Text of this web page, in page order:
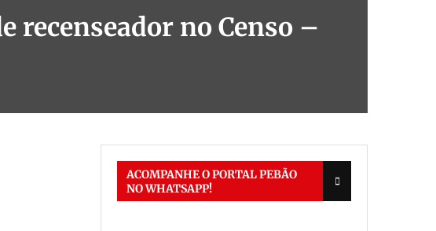
recenseador no Censo –
ACOMPANHE O PORTAL PEBÃO
NO WHATSAPP!